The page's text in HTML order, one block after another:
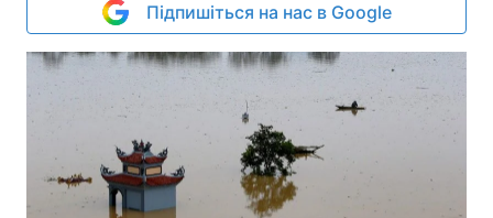
Підпишіться на нас в Google